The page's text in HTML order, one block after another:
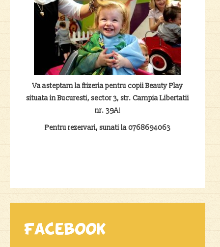
Va asteptam la frizeria pentru copii Beauty Play
situata in Bucuresti, sector 3, str. Campia Libertatii
nr. 39A!
Pentru rezervari, sunati la 0768694063
Facebook